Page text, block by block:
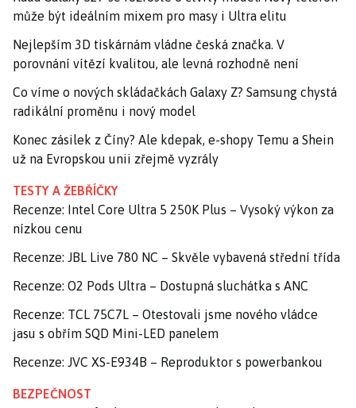
může být ideálním mixem pro masy i Ultra elitu
Nejlepším 3D tiskárnám vládne česká značka. V
porovnání vítězí kvalitou, ale levná rozhodně není
Co víme o nových skládačkách Galaxy Z? Samsung chystá
radikální proměnu i nový model
Konec zásilek z Číny? Ale kdepak, e-shopy Temu a Shein
už na Evropskou unii zřejmě vyzrály
TESTY A ŽEBŘÍČKY
Recenze: Intel Core Ultra 5 250K Plus – Vysoký výkon za
nízkou cenu
Recenze: JBL Live 780 NC – Skvěle vybavená střední třída
Recenze: O2 Pods Ultra – Dostupná sluchátka s ANC
Recenze: TCL 75C7L – Otestovali jsme nového vládce
jasu s obřím SQD Mini-LED panelem
Recenze: JVC XS-E934B – Reproduktor s powerbankou
BEZPEČNOST